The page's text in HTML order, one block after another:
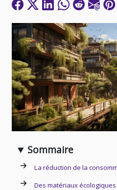
Sommaire
La réduction de la
Des matériaux